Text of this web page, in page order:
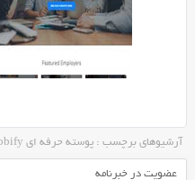
آرشیوهای برچسب : پوسته حرفه ای Jobify
عضویت در خبرنامه